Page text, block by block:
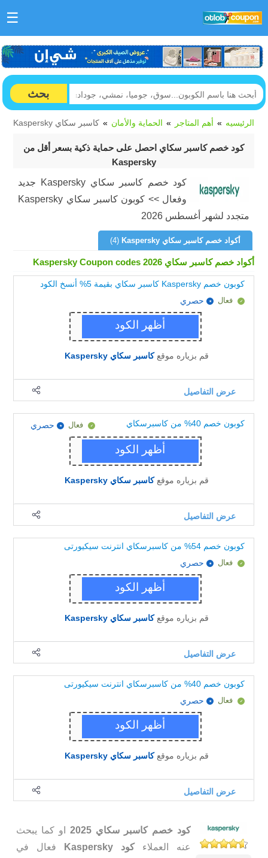
☰
بحث
الرئيسيه أهم المتاجر الحماية والأمان كاسبر سكاي Kaspersky
كود خصم كاسبر سكاي احصل على حماية ذكية بسعر أقل من
Kaspersky
كود خصم كاسبر سكاي Kaspersky جديد
وفعال >> كوبون كاسبر سكاي Kaspersky
متجدد لشهر أغسطس 2026
أكواد خصم كاسبر سكاي Kaspersky (4)
أكواد خصم كاسبر سكاي Kaspersky Coupon codes 2026
كوبون خصم Kaspersky كاسبر سكاي بقيمة 5% أنسخ الكود
فعال حصري
قم بزياره موقعكاسبر سكاي Kaspersky
عرض التفاصيل
كوبون خصم 40% من كاسبرسكاي فعال حصري
قم بزياره موقعكاسبر سكاي Kaspersky
عرض التفاصيل
كوبون خصم 54% من كاسبرسكاي انترنت سيكيورتى
فعال حصري
قم بزياره موقعكاسبر سكاي Kaspersky
عرض التفاصيل
كوبون خصم 40% من كاسبرسكاي انترنت سيكيورتى
فعال حصري
قم بزياره موقعكاسبر سكاي Kaspersky
عرض التفاصيل
كود خصم كاسبر سكاي 2025
او كما يبحث
عنه العملاءكود Kaspersky
فعال في